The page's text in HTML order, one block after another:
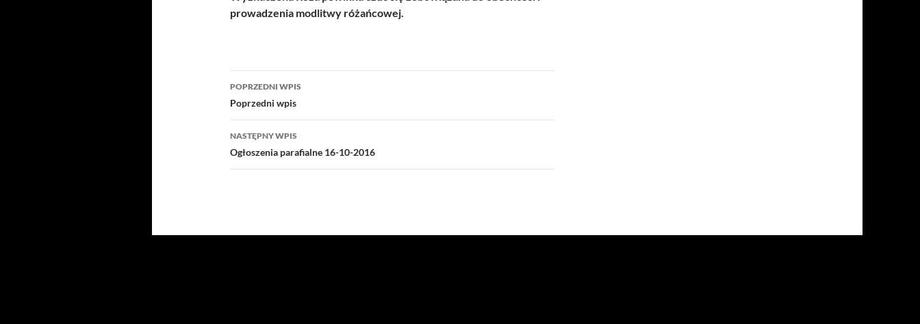
prowadzenia modlitwy różańcowej.
Nawigacja
wpisu
POPRZEDNI WPIS
Poprzedni wpis
NASTĘPNY WPIS
Ogłoszenia parafialne 16-10-2016